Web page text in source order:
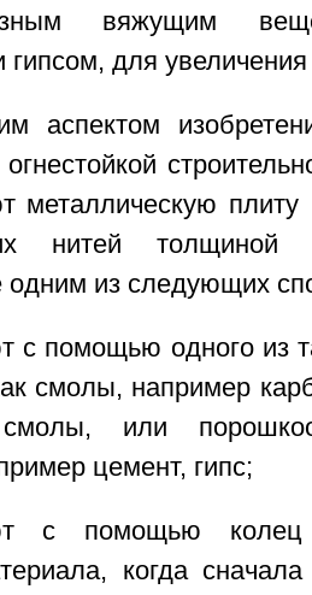
вяжущим
для увеличения
аспектом
огнестойкой
металлическую
нитей
одним из следующих
с помощью одного из
смолы, например
смолы, или
цемент, гипс;
с помощью колец
когда